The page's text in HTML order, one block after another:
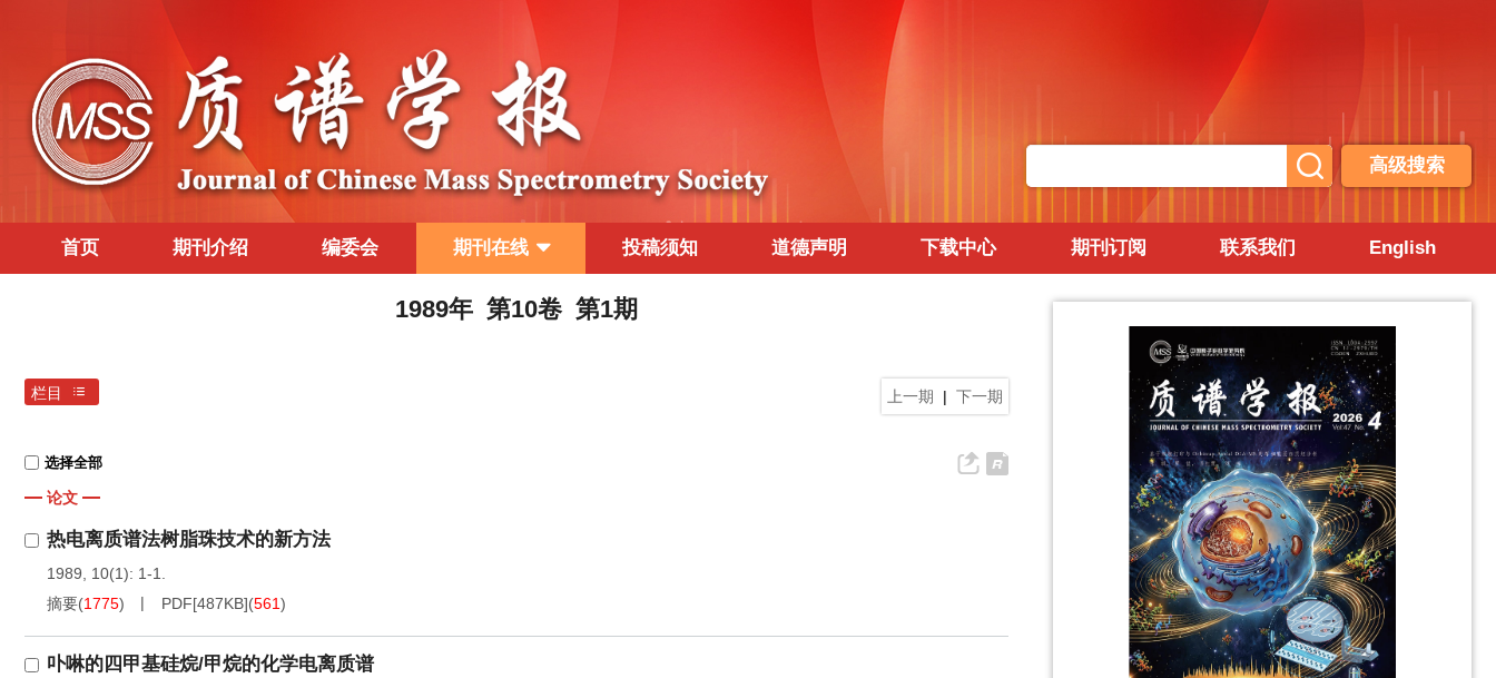
高级搜索
首页 期刊介绍 编委会 期刊在线 投稿须知 道德声明 下载中心 期刊订阅 联系我们 English
1989年 第10卷 第1期
上一期 | 下一期
栏目
选择全部
论文
热电离质谱法树脂珠技术的新方法
1989, 10(1): 1-1.
摘要(1775) PDF[487KB](561)
卟啉的四甲基硅烷/甲烷的化学电离质谱